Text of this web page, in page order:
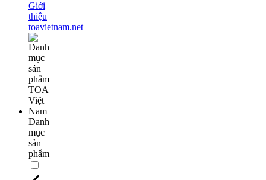
Giới
thiệu
toavietnam.net
Danh
mục
sản
phẩm